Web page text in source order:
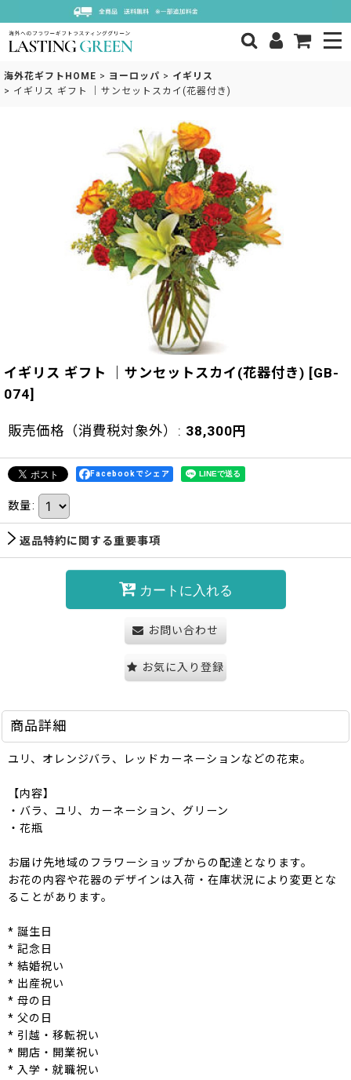
海外花ギフトHOME > ヨーロッパ > イギリス
> イギリス ギフト ｜サンセットスカイ(花器付き)
イギリス ギフト ｜サンセットスカイ(花器付き) [GB-
074]
販売価格（消費税対象外） : 38,300 円
Facebookでシェア
数量:
返品特約に関する重要事項
カートに入れる
お問い合わせ
お気に入り登録
商品詳細
ユリ、オレンジバラ、レッドカーネーションなどの花束。
【内容】
・バラ、ユリ、カーネーション、グリーン
・花瓶
お届け先地域のフラワーショップからの配達となります。
お花の内容や花器のデザインは入荷・在庫状況により変更とな
ることがあります。
* 誕生日
* 記念日
* 結婚祝い
* 出産祝い
* 母の日
* 父の日
* 引越・移転祝い
* 開店・開業祝い
* 入学・就職祝い